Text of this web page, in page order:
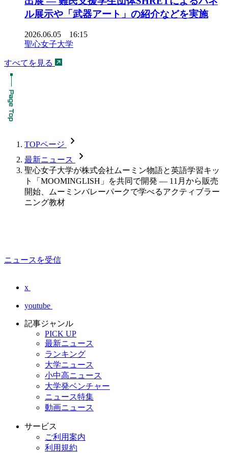
ル展示や「武器アート」の紹介などを実施
2026.06.05 16:15
聖心女子大学
すべてを見る
TOPページ chevron_forward
最新ニュース chevron_forward
聖心女子大学が株式会社ムーミン物語と英語学習キッ
ト「MOOMINGLISH」を共同で開発 — 11月から販売
開始、ムーミンバレーパークで学べるアクティブラー
ニング教材
ニュースを受信
x
youtube
記事ジャンル
PICK UP
最新ニュース
ランキング
大学ニュース
小中高ニュース
大学発ベンチャー
ニュース特集
動画ニュース
サービス
ご利用案内
利用規約